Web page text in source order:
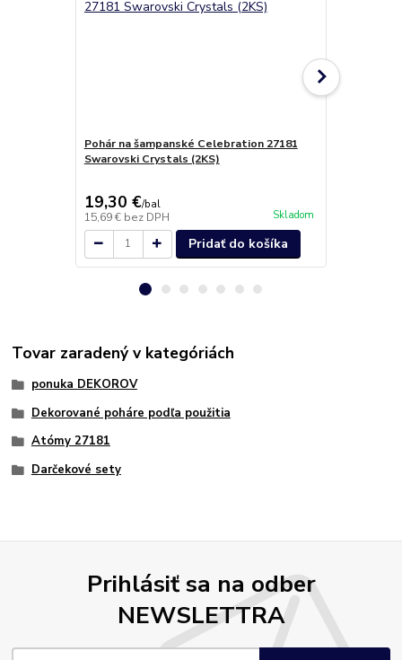
Pohár na šampanské Celebration 27181
Swarovski Crystals (2KS)
19,30 €/bal
15,69 € bez DPH Skladom
Pridať do košíka
Tovar zaradený v kategóriách
ponuka DEKOROV
Dekorované poháre podľa použitia
Atómy 27181
Darčekové sety
Prihlásiť sa na odber
NEWSLETTRA